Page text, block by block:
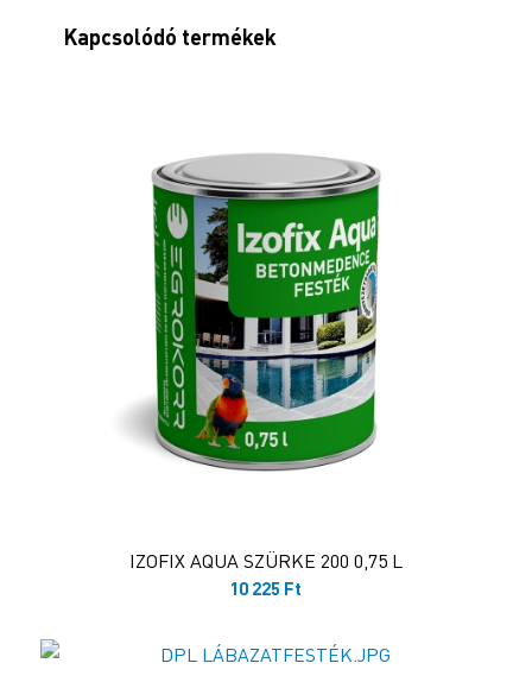
Kapcsolódó termékek
IZOFIX AQUA SZÜRKE 200 0,75 L
10 225 Ft